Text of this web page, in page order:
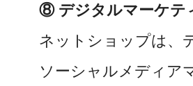
⑧ デジタルマーケテ
ネットショップは、
ソーシャルメディア